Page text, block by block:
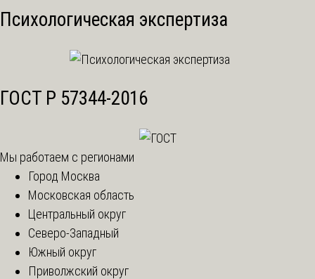
Психологическая экспертиза
ГОСТ Р 57344-2016
Мы работаем с регионами
Город Москва
Московская область
Центральный округ
Северо-Западный
Южный округ
Приволжский округ